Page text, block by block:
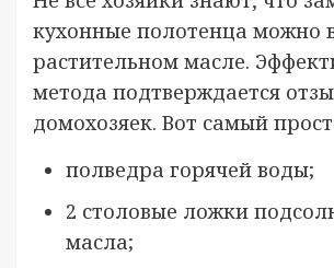
кухонные полотенца можно
растительном масле.
метода подтверждается
домохозяек. Вот самый
полведра горячей воды;
2 столовые ложки
масла;